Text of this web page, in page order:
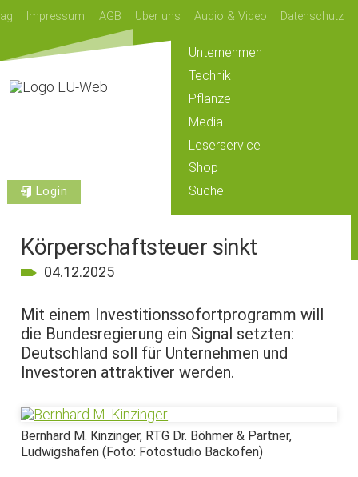
Impressum AGB Über uns Audio & Video Datenschutz
Login
Unternehmen
Technik
Pflanze
Media
Leserservice
Shop
Suche
Körperschaftsteuer sinkt
04.12.2025
Mit einem Investitionssofortprogramm will
die Bundesregierung ein Signal setzten:
Deutschland soll für Unternehmen und
Investoren attraktiver werden.
Bernhard M. Kinzinger, RTG Dr. Böhmer & Partner,
Ludwigshafen (Foto: Fotostudio Backofen)